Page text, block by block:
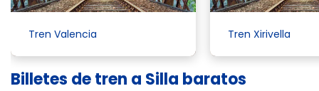
Tren Valencia Tren Xirivella
Billetes de tren a Silla baratos